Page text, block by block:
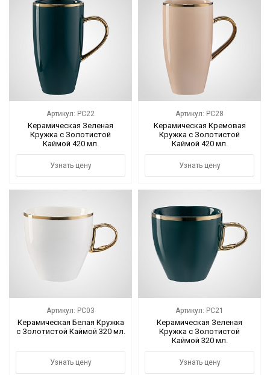
Артикул: PC22
Керамическая Зеленая
Кружка с Золотистой
Каймой 420 мл.
Узнать цену
Артикул: PC28
Керамическая Кремовая
Кружка с Золотистой
Каймой 420 мл.
Узнать цену
Артикул: PC03
Керамическая Белая Кружка
с Золотистой Каймой 320 мл.
Узнать цену
Артикул: PC21
Керамическая Зеленая
Кружка с Золотистой
Каймой 320 мл.
Узнать цену